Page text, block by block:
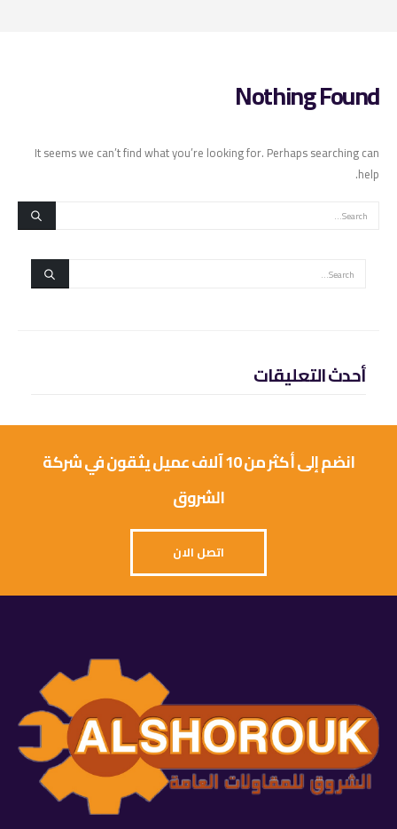
Nothing Found
It seems we can’t find what you’re looking for. Perhaps searching can
help.
أحدث التعليقات
انضم إلى أكثر من 10 آلاف عميل يثقون في شركة
الشروق
اتصل الان